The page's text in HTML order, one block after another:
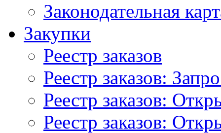
Законодательная
Закупки
Реестр заказов
Реестр заказов:
Реестр заказов:
Реестр заказов: